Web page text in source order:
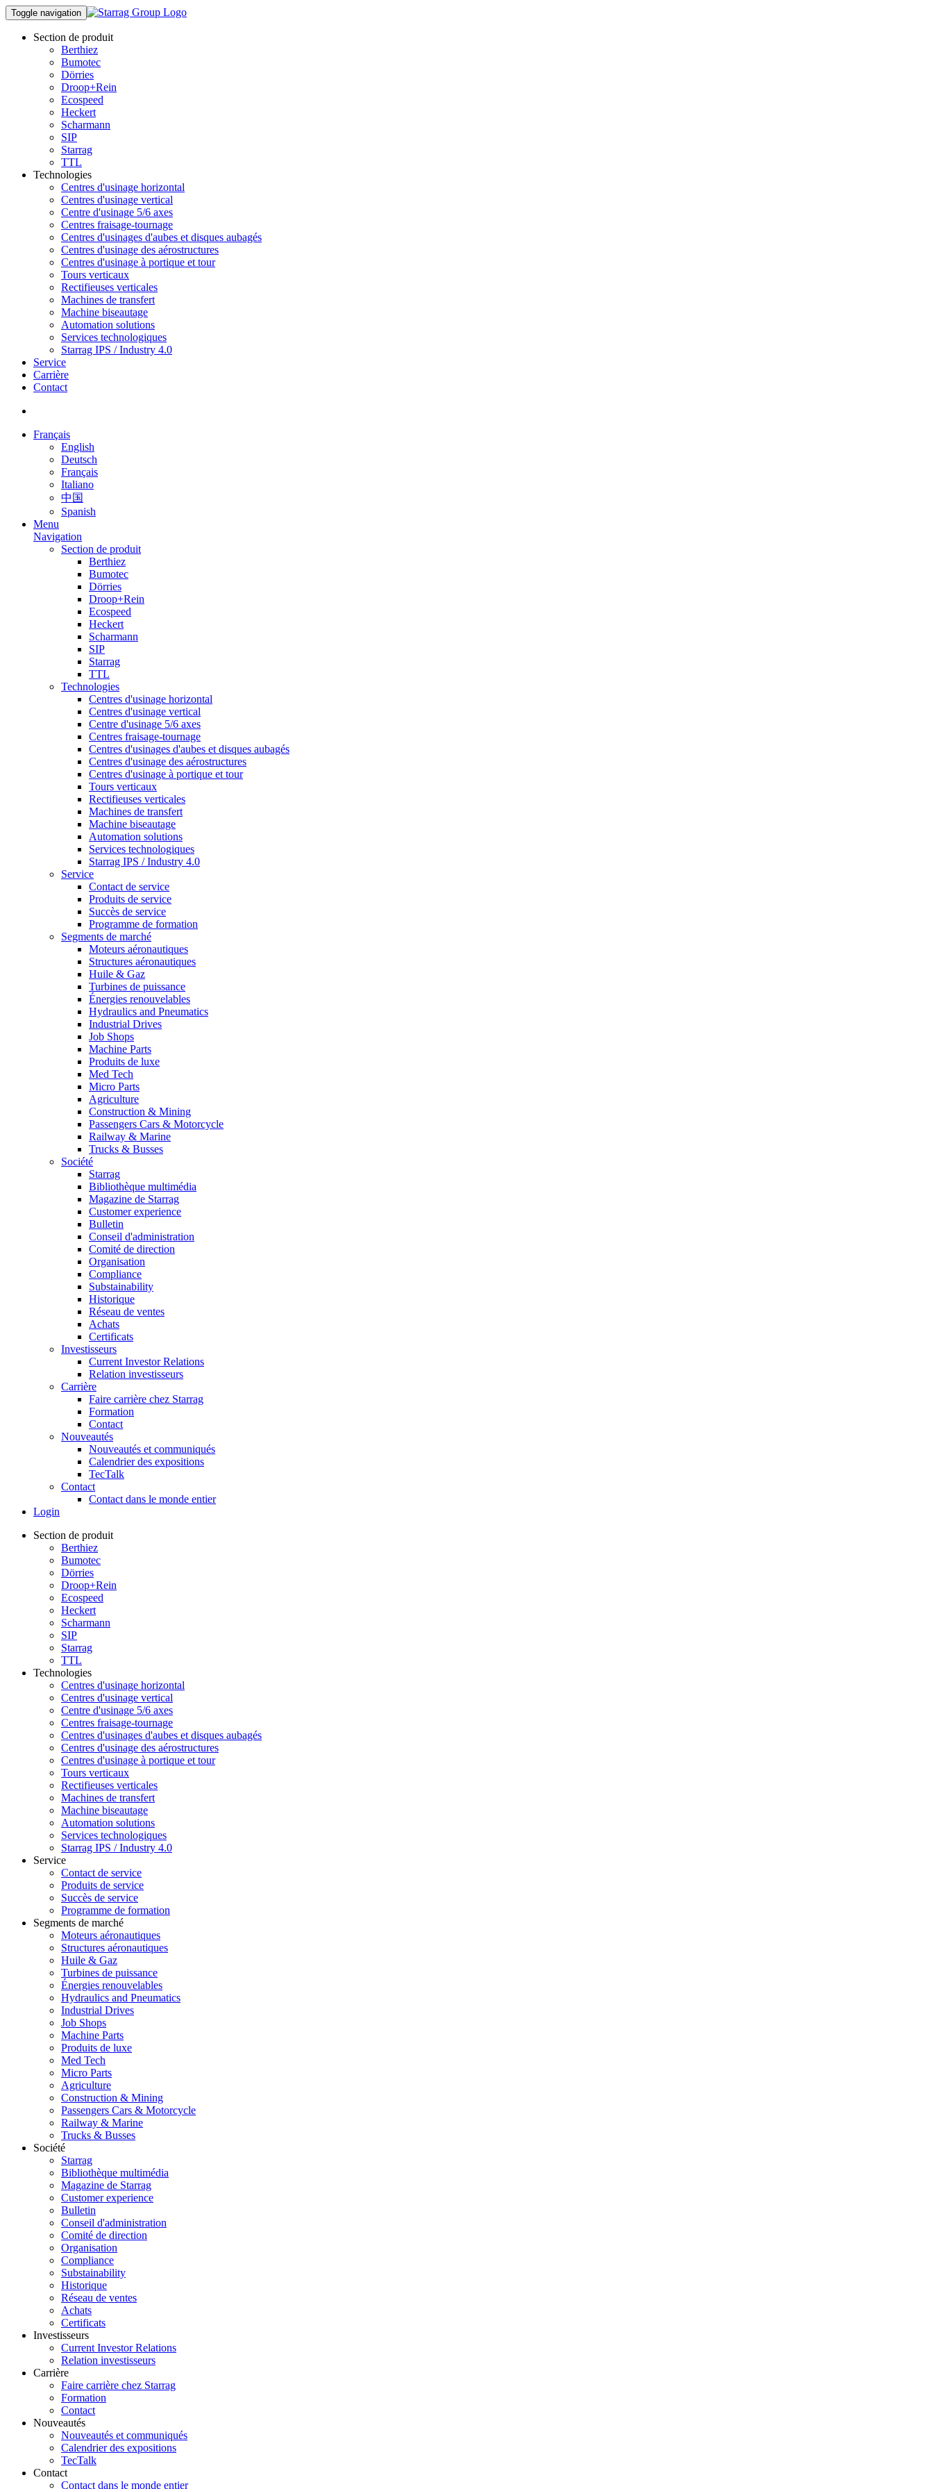
Toggle navigation
Section de produit
Berthiez
Bumotec
Dörries
Droop+Rein
Ecospeed
Heckert
Scharmann
SIP
Starrag
TTL
Technologies
Centres d'usinage horizontal
Centres d'usinage vertical
Centre d'usinage 5/6 axes
Centres fraisage-tournage
Centres d'usinages d'aubes et disques aubagés
Centres d'usinage des aérostructures
Centres d'usinage à portique et tour
Tours verticaux
Rectifieuses verticales
Machines de transfert
Machine biseautage
Automation solutions
Services technologiques
Starrag IPS / Industry 4.0
Service
Carrière
Contact
Français
English
Deutsch
Français
Italiano
中国
Spanish
Menu
Navigation
Section de produit
Berthiez
Bumotec
Dörries
Droop+Rein
Ecospeed
Heckert
Scharmann
SIP
Starrag
TTL
Technologies
Centres d'usinage horizontal
Centres d'usinage vertical
Centre d'usinage 5/6 axes
Centres fraisage-tournage
Centres d'usinages d'aubes et disques aubagés
Centres d'usinage des aérostructures
Centres d'usinage à portique et tour
Tours verticaux
Rectifieuses verticales
Machines de transfert
Machine biseautage
Automation solutions
Services technologiques
Starrag IPS / Industry 4.0
Service
Contact de service
Produits de service
Succès de service
Programme de formation
Segments de marché
Moteurs aéronautiques
Structures aéronautiques
Huile & Gaz
Turbines de puissance
Énergies renouvelables
Hydraulics and Pneumatics
Industrial Drives
Job Shops
Machine Parts
Produits de luxe
Med Tech
Micro Parts
Agriculture
Construction & Mining
Passengers Cars & Motorcycle
Railway & Marine
Trucks & Busses
Société
Starrag
Bibliothèque multimédia
Magazine de Starrag
Customer experience
Bulletin
Conseil d'administration
Comité de direction
Organisation
Compliance
Substainability
Historique
Réseau de ventes
Achats
Certificats
Investisseurs
Current Investor Relations
Relation investisseurs
Carrière
Faire carrière chez Starrag
Formation
Contact
Nouveautés
Nouveautés et communiqués
Calendrier des expositions
TecTalk
Contact
Contact dans le monde entier
Login
Section de produit
Berthiez
Bumotec
Dörries
Droop+Rein
Ecospeed
Heckert
Scharmann
SIP
Starrag
TTL
Technologies
Centres d'usinage horizontal
Centres d'usinage vertical
Centre d'usinage 5/6 axes
Centres fraisage-tournage
Centres d'usinages d'aubes et disques aubagés
Centres d'usinage des aérostructures
Centres d'usinage à portique et tour
Tours verticaux
Rectifieuses verticales
Machines de transfert
Machine biseautage
Automation solutions
Services technologiques
Starrag IPS / Industry 4.0
Service
Contact de service
Produits de service
Succès de service
Programme de formation
Segments de marché
Moteurs aéronautiques
Structures aéronautiques
Huile & Gaz
Turbines de puissance
Énergies renouvelables
Hydraulics and Pneumatics
Industrial Drives
Job Shops
Machine Parts
Produits de luxe
Med Tech
Micro Parts
Agriculture
Construction & Mining
Passengers Cars & Motorcycle
Railway & Marine
Trucks & Busses
Société
Starrag
Bibliothèque multimédia
Magazine de Starrag
Customer experience
Bulletin
Conseil d'administration
Comité de direction
Organisation
Compliance
Substainability
Historique
Réseau de ventes
Achats
Certificats
Investisseurs
Current Investor Relations
Relation investisseurs
Carrière
Faire carrière chez Starrag
Formation
Contact
Nouveautés
Nouveautés et communiqués
Calendrier des expositions
TecTalk
Contact
Contact dans le monde entier